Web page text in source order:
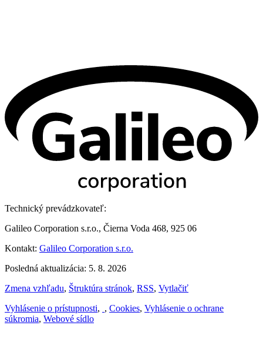
Technický prevádzkovateľ:
Galileo Corporation s.r.o., Čierna Voda 468, 925 06
Kontakt: Galileo Corporation s.r.o.
Posledná aktualizácia: 5. 8. 2026
Zmena vzhľadu, Štruktúra stránok, RSS, Vytlačiť
Vyhlásenie o prístupnosti, , Cookies, Vyhlásenie o ochrane
súkromia, Webové sídlo